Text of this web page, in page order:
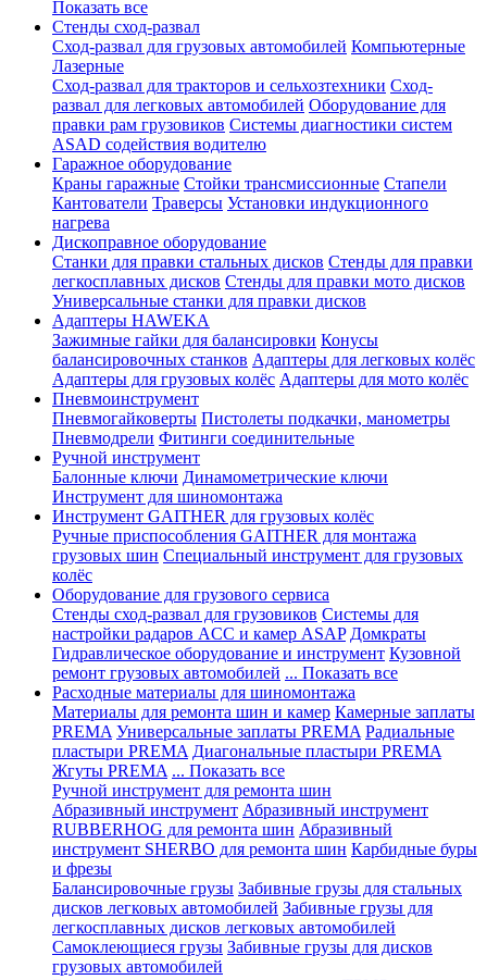
Показать все
Стенды сход-развал
Сход-развал для грузовых автомобилей Компьютерные
Лазерные
Сход-развал для тракторов и сельхозтехники Сход-
развал для легковых автомобилей Оборудование для
правки рам грузовиков Системы диагностики систем
ASAD содействия водителю
Гаражное оборудование
Краны гаражные Стойки трансмиссионные Стапели
Кантователи Траверсы Установки индукционного
нагрева
Дископравное оборудование
Станки для правки стальных дисков Стенды для правки
легкосплавных дисков Стенды для правки мото дисков
Универсальные станки для правки дисков
Адаптеры HAWEKA
Зажимные гайки для балансировки Конусы
балансировочных станков Адаптеры для легковых колёс
Адаптеры для грузовых колёс Адаптеры для мото колёс
Пневмоинструмент
Пневмогайковерты Пистолеты подкачки, манометры
Пневмодрели Фитинги соединительные
Ручной инструмент
Балонные ключи Динамометрические ключи
Инструмент для шиномонтажа
Инструмент GAITHER для грузовых колёс
Ручные приспособления GAITHER для монтажа
грузовых шин Специальный инструмент для грузовых
колёс
Оборудование для грузового сервиса
Стенды сход-развал для грузовиков Системы для
настройки радаров ACC и камер ASAP Домкраты
Гидравлическое оборудование и инструмент Кузовной
ремонт грузовых автомобилей ... Показать все
Расходные материалы для шиномонтажа
Материалы для ремонта шин и камер Камерные заплаты
PREMA Универсальные заплаты PREMA Радиальные
пластыри PREMA Диагональные пластыри PREMA
Жгуты PREMA ... Показать все
Ручной инструмент для ремонта шин
Абразивный инструмент Абразивный инструмент
RUBBERHOG для ремонта шин Абразивный
инструмент SHERBO для ремонта шин Карбидные буры
и фрезы
Балансировочные грузы Забивные грузы для стальных
дисков легковых автомобилей Забивные грузы для
легкосплавных дисков легковых автомобилей
Самоклеющиеся грузы Забивные грузы для дисков
грузовых автомобилей